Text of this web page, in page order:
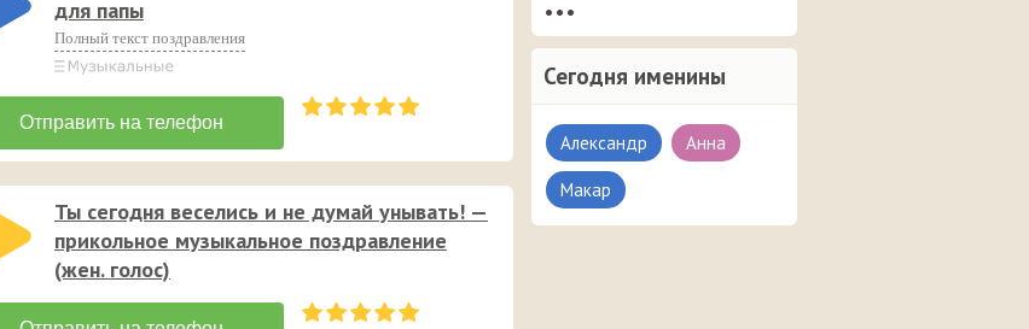
•••
Сегодня именины
Александр Анна
Макар
для папы
Полный текст поздравления
Ты сегодня веселись и не думай унывать! —
прикольное музыкальное поздравление
(жен. голос)